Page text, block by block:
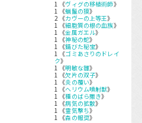
1 《ヴィグの移植術師》
1 《蝋鬣の獏》
2 《カヴーの上等王》
1 《細胞質の根の血族》
1 《金属ガエル》
1 《神秘の蛇》
1 《錆びた秘宝》
1 《ゴミあさりのドレイ
ク》
1 《明敏な雛》
1 《欠片の双子》
1 《炎の覆い》
1 《ヘリウム噴射獣》
1 《種のばら撒き》
1 《病気の拡散》
1 《霊気撃ち》
1 《森の報奨》